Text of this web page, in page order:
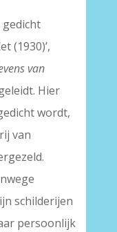
gedicht
(1930)’,
van
Hier
wordt,
van
schilderijen
persoonlijk